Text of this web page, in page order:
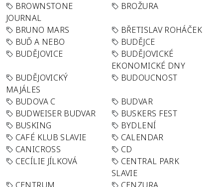
BROWNSTONE
JOURNAL
BROŽURA
BRUNO MARS
BŘETISLAV ROHÁČEK
BUĎ A NEBO
BUDĚJCE
BUDĚJOVICE
BUDĚJOVICKÉ
EKONOMICKÉ DNY
BUDĚJOVICKÝ
MAJÁLES
BUDOUCNOST
BUDOVA C
BUDVAR
BUDWEISER BUDVAR
BUSKERS FEST
BUSKING
BYDLENÍ
CAFÉ KLUB SLAVIE
CALENDAR
CANICROSS
CD
CECÍLIE JÍLKOVÁ
CENTRAL PARK
SLAVIE